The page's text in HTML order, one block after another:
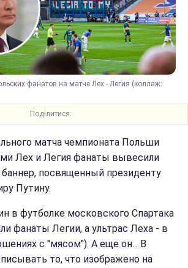
фанатов на матче Лех - Легия (коллаж:
Поділитися:
матча чемпионата Польши
Лех и Легия фанаты вывесили
посвященный президенту
Путину.
в футболке московского Спартака
фанаты Легии, а ультрас Леха - в
с "мясом"). А еще он... В
то, что изображено на